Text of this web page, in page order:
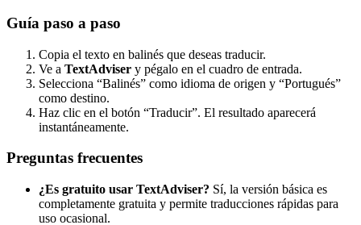
Guía paso a paso
Copia el texto en balinés que deseas traducir.
Ve a TextAdviser y pégalo en el cuadro de entrada.
Selecciona “Balinés” como idioma de origen y “Portugués”
como destino.
Haz clic en el botón “Traducir”. El resultado aparecerá
instantáneamente.
Preguntas frecuentes
¿Es gratuito usar TextAdviser? Sí, la versión básica es
completamente gratuita y permite traducciones rápidas para
uso ocasional.